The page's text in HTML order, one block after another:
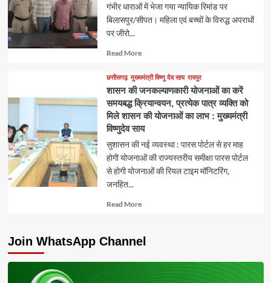
गंभीर धाराओं में भेजा गया न्यायिक रिमांड पर
बिलासपुर/सीपत। महिला एवं बच्चों के विरुद्ध अपराधों
पर जीरो...
Read MoreRead
about
छत्तीसगढ़ मुख्यमंत्री विष्णु देव साय रायपुर
शासन की जनकल्याणकारी योजनाओं का करें
समयबद्ध क्रियान्वयन, प्रत्येक पात्र व्यक्ति को
मिले शासन की योजनाओं का लाभ : मुख्यमंत्री
विष्णुदेव साय
सुशासन की नई व्यवस्था : पारस पोर्टल से हर माह
होगी योजनाओं की राज्यस्तरीय समीक्षा पारस पोर्टल
से होगी योजनाओं की रियल टाइम मॉनिटरिंग,
जनहित...
Read MoreRead
Join WhatsApp Channel